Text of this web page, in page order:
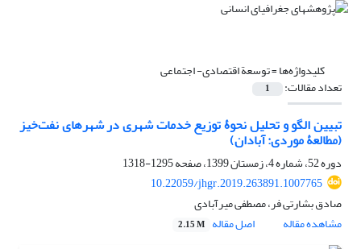
کلیدواژه‌ها =توسعة اقتصادی‌- اجتماعی
تعداد مقالات: 1
تبیین الگو و تحلیل نحوۀ توزیع خدمات شهری در شهرهای نفت‌خیز
(مطالعۀ موردی: آبادان)
دوره 52، شماره 4، زمستان 1399، صفحه
1295-1318
10.22059/jhgr.2019.263891.1007765
صادق بشارتی فر، مصطفی میرآبادی
مشاهده مقاله
اصل مقاله 2.15 M